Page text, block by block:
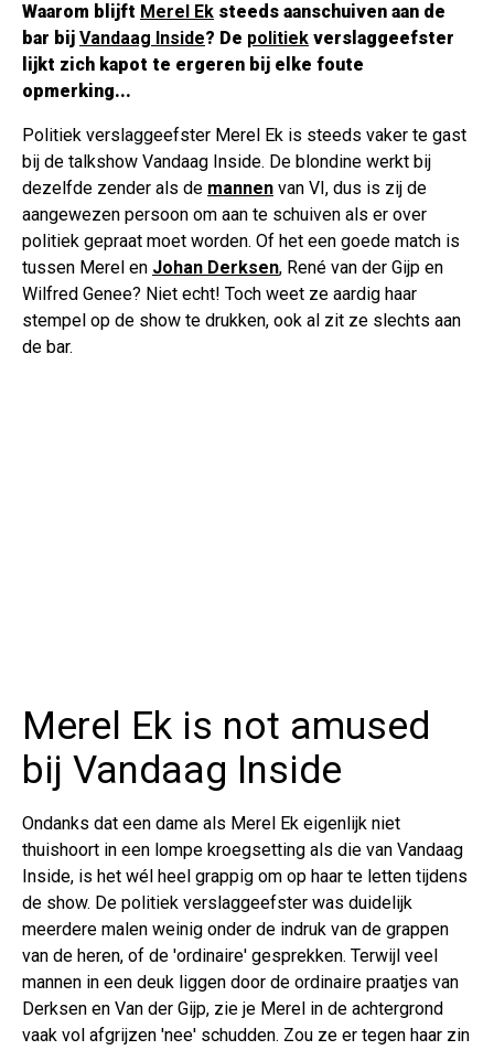
Waarom blijft Merel Ek steeds aanschuiven aan de
bar bij Vandaag Inside? De politiek verslaggeefster
lijkt zich kapot te ergeren bij elke foute
opmerking...
Politiek verslaggeefster Merel Ek is steeds vaker te gast
bij de talkshow Vandaag Inside. De blondine werkt bij
dezelfde zender als de mannen van VI, dus is zij de
aangewezen persoon om aan te schuiven als er over
politiek gepraat moet worden. Of het een goede match is
tussen Merel en Johan Derksen, René van der Gijp en
Wilfred Genee? Niet echt! Toch weet ze aardig haar
stempel op de show te drukken, ook al zit ze slechts aan
de bar.
Merel Ek is not amused
bij Vandaag Inside
Ondanks dat een dame als Merel Ek eigenlijk niet
thuishoort in een lompe kroegsetting als die van Vandaag
Inside, is het wél heel grappig om op haar te letten tijdens
de show. De politiek verslaggeefster was duidelijk
meerdere malen weinig onder de indruk van de grappen
van de heren, of de 'ordinaire' gesprekken. Terwijl veel
mannen in een deuk liggen door de ordinaire praatjes van
Derksen en Van der Gijp, zie je Merel in de achtergrond
vaak vol afgrijzen 'nee' schudden. Zou ze er tegen haar zin